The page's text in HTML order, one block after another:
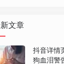
文章
抖音详情
狗血泪警